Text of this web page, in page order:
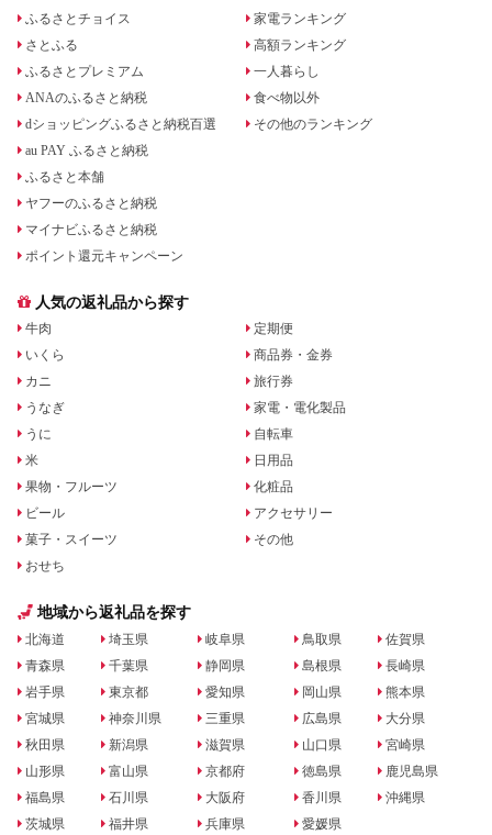
ふるさとチョイス
さとふる
ふるさとプレミアム
ANAのふるさと納税
dショッピングふるさと納税百選
au PAY ふるさと納税
ふるさと本舗
ヤフーのふるさと納税
マイナビふるさと納税
ポイント還元キャンペーン
家電ランキング
高額ランキング
一人暮らし
食べ物以外
その他のランキング
人気の返礼品から探す
牛肉
いくら
カニ
うなぎ
うに
米
果物・フルーツ
ビール
菓子・スイーツ
おせち
定期便
商品券・金券
旅行券
家電・電化製品
自転車
日用品
化粧品
アクセサリー
その他
地域から返礼品を探す
北海道
青森県
岩手県
宮城県
秋田県
山形県
福島県
茨城県
埼玉県
千葉県
東京都
神奈川県
新潟県
富山県
石川県
福井県
岐阜県
静岡県
愛知県
三重県
滋賀県
京都府
大阪府
兵庫県
鳥取県
島根県
岡山県
広島県
山口県
徳島県
香川県
愛媛県
佐賀県
長崎県
熊本県
大分県
宮崎県
鹿児島県
沖縄県